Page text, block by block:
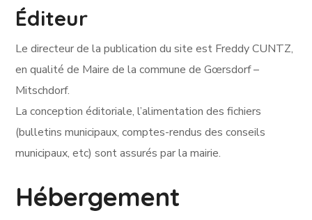
Éditeur
Le directeur de la publication du site est Freddy CUNTZ,
en qualité de Maire de la commune de Gœrsdorf –
Mitschdorf.
La conception éditoriale, l’alimentation des fichiers
(bulletins municipaux, comptes-rendus des conseils
municipaux, etc) sont assurés par la mairie.
Hébergement